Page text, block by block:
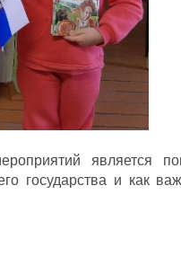
является
государства и как